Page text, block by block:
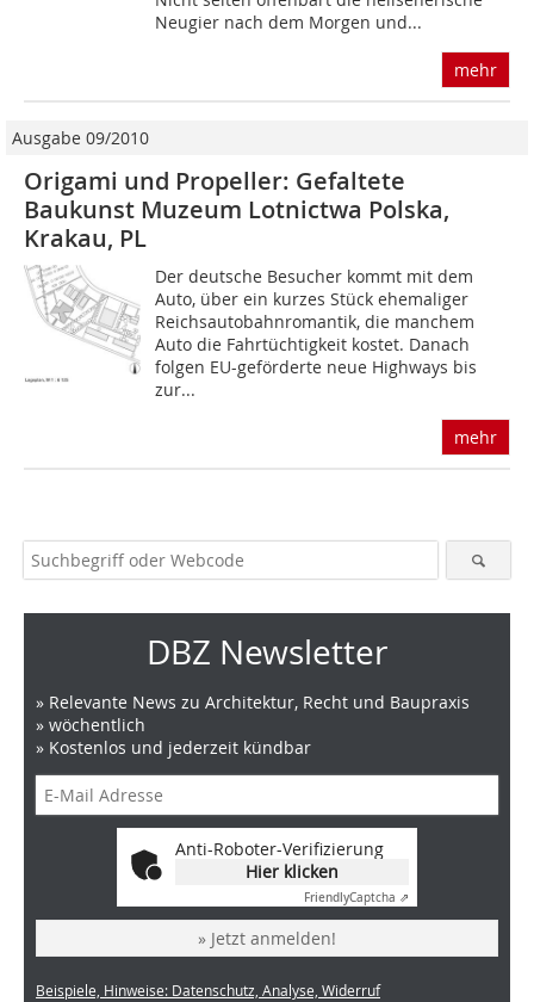
Neugier nach dem Morgen und...
mehr
Ausgabe 09/2010
Origami und Propeller: Gefaltete
Baukunst Muzeum Lotnictwa Polska,
Krakau, PL
Der deutsche Besucher kommt mit dem
Auto, über ein kurzes Stück ehemaliger
Reichsautobahnromantik, die manchem
Auto die Fahrtüchtigkeit kostet. Danach
folgen EU-geförderte neue Highways bis
zur...
mehr
DBZ Newsletter
» Relevante News zu Architektur, Recht und Baupraxis
» wöchentlich
» Kostenlos und jederzeit kündbar
Anti-Roboter-Verifizierung
Hier klicken
FriendlyCaptcha ⇗
» Jetzt anmelden!
Beispiele, Hinweise: Datenschutz, Analyse, Widerruf